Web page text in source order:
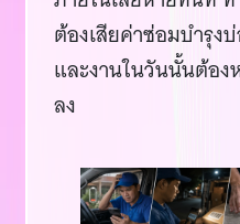
ต้องเสียค่าซ่อมบำรุง
และงานในวันนั้นต้อง
ลง